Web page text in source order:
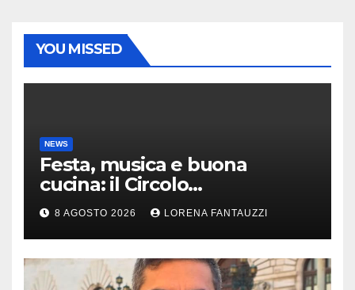
YOU MISSED
NEWS
Festa, musica e buona
cucina: il Circolo
Risorgimento di Gazzada si
accende d’estate
8 AGOSTO 2026 LORENA FANTAUZZI